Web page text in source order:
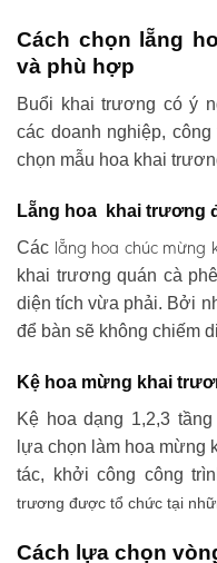
Cách chọn lẵng
và phù hợp
Buổi khai trương có ý
các doanh nghiệp,
chọn mẫu hoa khai
Lẵng hoa khai trương
Các lẵng hoa chúc mừng
khai trương quán cà
diện tích vừa phải. Bởi
để bàn sẽ không chiếm
Kệ hoa mừng khai
Kệ hoa dạng 1,2,3
lựa chọn làm hoa mừng
tác, khởi công công
trương được tổ chức tại
Cách lựa chọn